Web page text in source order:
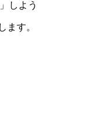
しよう
ます。